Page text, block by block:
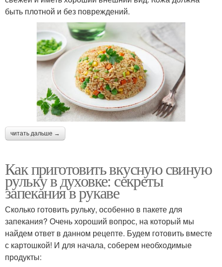
быть плотной и без повреждений.
читать дальше →
Как приготовить вкусную свиную
рульку в духовке: секреты
запекания в рукаве
Сколько готовить рульку, особенно в пакете для
запекания? Очень хороший вопрос, на который мы
найдем ответ в данном рецепте. Будем готовить вместе
с картошкой! И для начала, соберем необходимые
продукты: